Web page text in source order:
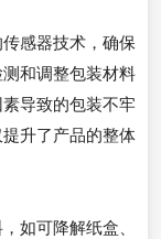
感器技术，确保
和调整包装材料
导致的包装不牢
升了产品的整体
如可降解纸盒、